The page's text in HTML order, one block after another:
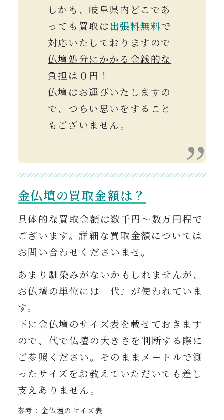
しかも、岐阜県内どこであ
っても買取は出張料無料で
対応いたしておりますので
仏壇処分にかかる金銭的な
負担は０円！
仏壇はお運びいたしますの
で、つらい思いをすること
もございません。
金仏壇の買取金額は？
具体的な買取金額は数千円〜数万円程で
ございます。詳細な買取金額については
お問い合わせくださいませ。
あまり馴染みがないかもしれませんが、
お仏壇の単位には『代』が使われていま
す。
下に金仏壇のサイズ表を載せておきます
ので、代で仏壇の大きさを判断する際に
ご参照ください。そのままメートルで測
ったサイズをお教えていただいても差し
支えありません。
参考：金仏壇のサイズ表